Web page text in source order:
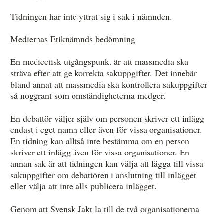
Tidningen har inte yttrat sig i sak i nämnden.
Mediernas Etiknämnds bedömning
En medieetisk utgångspunkt är att massmedia ska
sträva efter att ge korrekta sakuppgifter. Det innebär
bland annat att massmedia ska kontrollera sakuppgifter
så noggrant som omständigheterna medger.
En debattör väljer själv om personen skriver ett inlägg
endast i eget namn eller även för vissa organisationer.
En tidning kan alltså inte bestämma om en person
skriver ett inlägg även för vissa organisationer. En
annan sak är att tidningen kan välja att lägga till vissa
sakuppgifter om debattören i anslutning till inlägget
eller välja att inte alls publicera inlägget.
Genom att Svensk Jakt la till de två organisationerna